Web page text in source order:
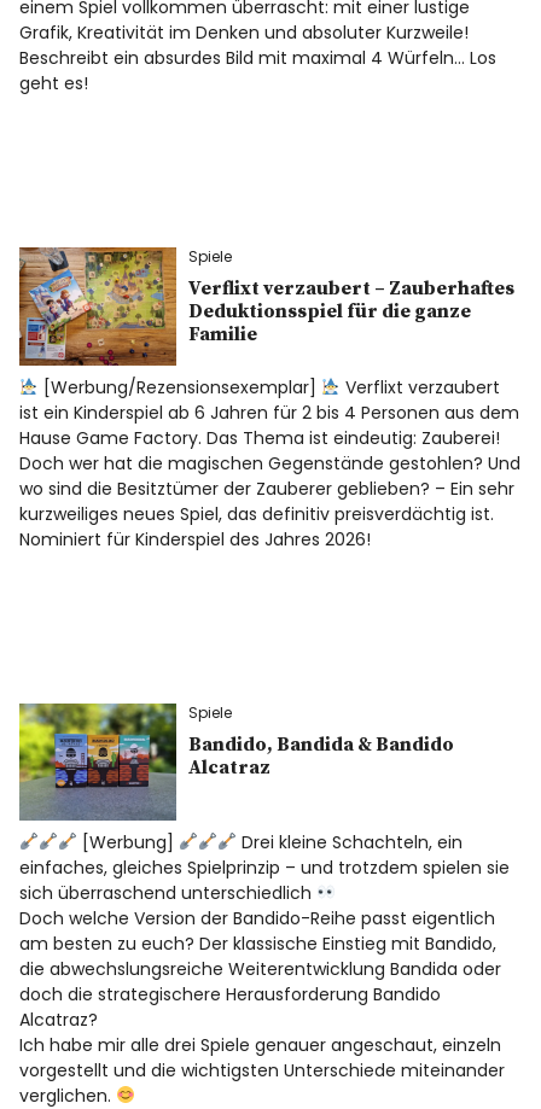
einem Spiel vollkommen überrascht: mit einer lustige
Grafik, Kreativität im Denken und absoluter Kurzweile!
Beschreibt ein absurdes Bild mit maximal 4 Würfeln… Los
geht es!
Spiele
Verflixt verzaubert – Zauberhaftes
Deduktionsspiel für die ganze
Familie
[Werbung/Rezensionsexemplar]
Verflixt verzaubert
ist ein Kinderspiel ab 6 Jahren für 2 bis 4 Personen aus dem
Hause Game Factory. Das Thema ist eindeutig: Zauberei!
Doch wer hat die magischen Gegenstände gestohlen? Und
wo sind die Besitztümer der Zauberer geblieben? – Ein sehr
kurzweiliges neues Spiel, das definitiv preisverdächtig ist.
Nominiert für Kinderspiel des Jahres 2026!
Spiele
Bandido, Bandida & Bandido
Alcatraz
[Werbung]
Drei kleine Schachteln, ein
einfaches, gleiches Spielprinzip – und trotzdem spielen sie
sich überraschend unterschiedlich
Doch welche Version der Bandido-Reihe passt eigentlich
am besten zu euch? Der klassische Einstieg mit Bandido,
die abwechslungsreiche Weiterentwicklung Bandida oder
doch die strategischere Herausforderung Bandido
Alcatraz?
Ich habe mir alle drei Spiele genauer angeschaut, einzeln
vorgestellt und die wichtigsten Unterschiede miteinander
verglichen.